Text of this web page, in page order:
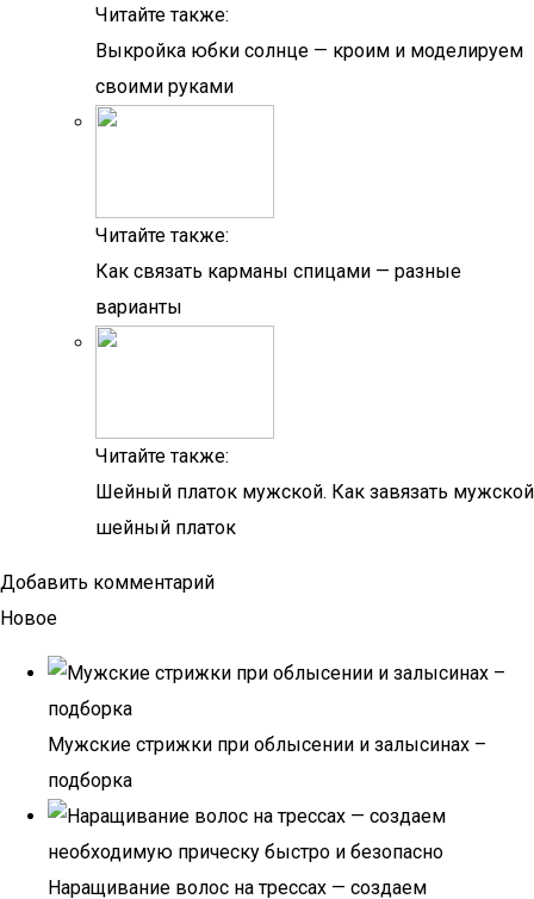
Читайте также:
Выкройка юбки солнце — кроим и моделируем
своими руками
Читайте также:
Как связать карманы спицами — разные
варианты
Читайте также:
Шейный платок мужской. Как завязать мужской
шейный платок
Добавить комментарий
Новое
Мужские стрижки при облысении и залысинах –
подборка
Наращивание волос на трессах — создаем